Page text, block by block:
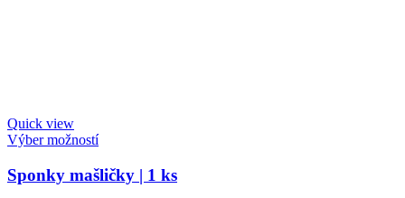
Quick view
Výber možností
Sponky mašličky | 1 ks